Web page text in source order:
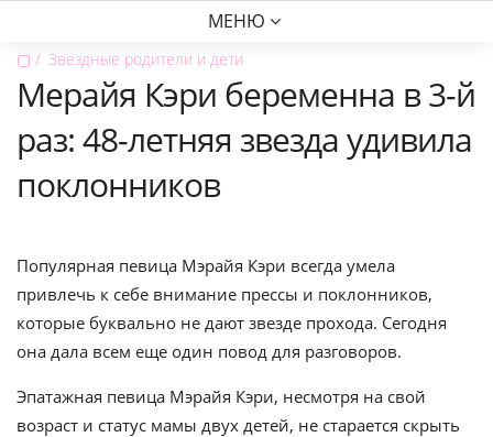
МЕНЮ
▢ Звездные родители и дети
Мерайя Кэри беременна в 3-й
раз: 48-летняя звезда удивила
поклонников
Популярная певица Мэрайя Кэри всегда умела
привлечь к себе внимание прессы и поклонников,
которые буквально не дают звезде прохода. Сегодня
она дала всем еще один повод для разговоров.
Эпатажная певица Мэрайя Кэри, несмотря на свой
возраст и статус мамы двух детей, не старается скрыть